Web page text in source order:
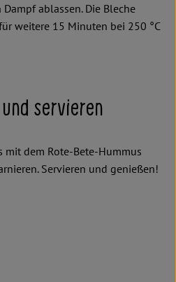
ablassen. Die Bleche
weitere 15 Minuten bei 250 °C
servieren
mit dem Rote-Bete-Hummus
Servieren und genießen!